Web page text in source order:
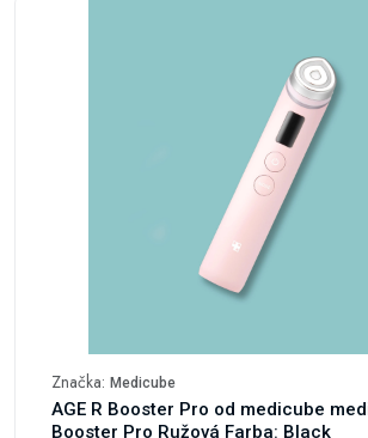
Značka: Medicube
AGE R Booster Pro od medicube
Booster Pro Ružová Farba: Black